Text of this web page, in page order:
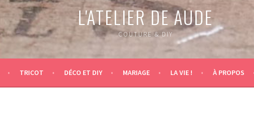
L'ATELIER DE AUDE
COUTURE & DIY
TRICOT DÉCO ET DIY MARIAGE LA VIE ! À PROPOS